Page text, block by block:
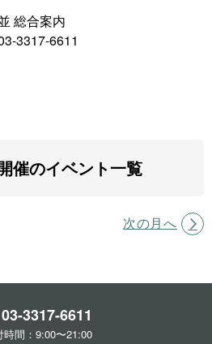
総合案内
3317-6611
催のイベント一覧
次の月へ
03-3317-6611
時間：9:00〜21:00